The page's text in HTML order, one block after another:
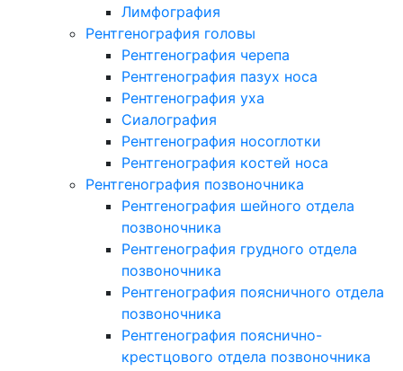
Лимфография
Рентгенография головы
Рентгенография черепа
Рентгенография пазух носа
Рентгенография уха
Сиалография
Рентгенография носоглотки
Рентгенография костей носа
Рентгенография позвоночника
Рентгенография шейного отдела
позвоночника
Рентгенография грудного отдела
позвоночника
Рентгенография поясничного отдела
позвоночника
Рентгенография пояснично-
крестцового отдела позвоночника